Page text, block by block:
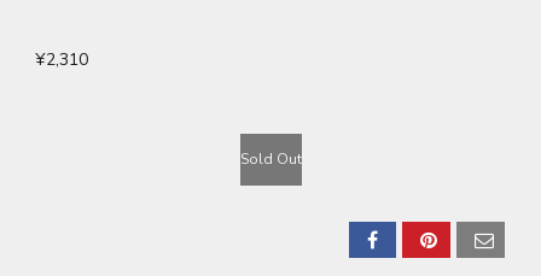
¥2,310
Sold Out